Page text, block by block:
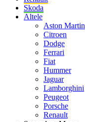
Skoda
Altele
Aston Martin
Citroen
Dodge
Ferrari
Fiat
Hummer
Jaguar
Lamborghini
Peugeot
Porsche
Renault